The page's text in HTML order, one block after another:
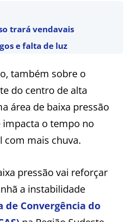
trará vendavais
e falta de luz
também sobre o
do centro de alta
área de baixa pressão
o tempo no
com mais chuva.
pressão vai reforçar
a instabilidade
de Convergência do